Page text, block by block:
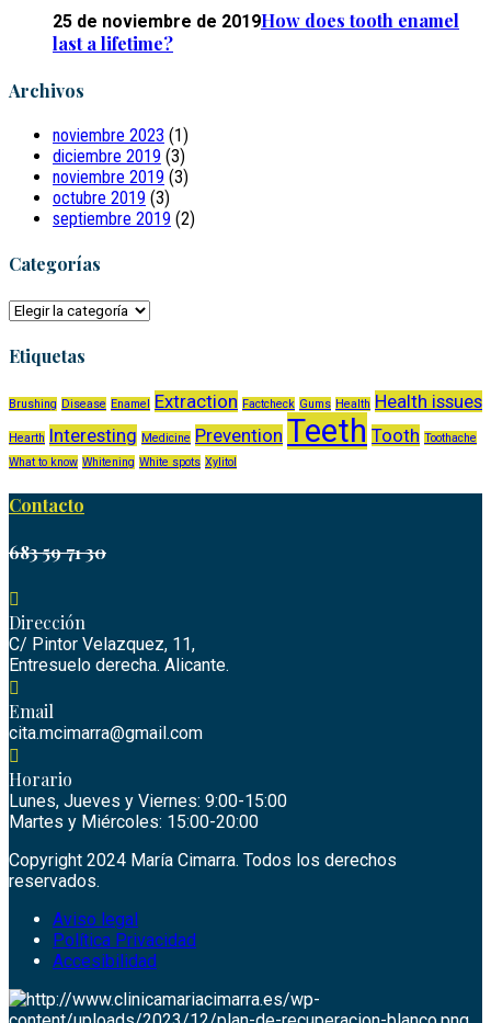
25 de noviembre de 2019How does tooth enamel
last a lifetime?
Archivos
noviembre 2023 (1)
diciembre 2019 (3)
noviembre 2019 (3)
octubre 2019 (3)
septiembre 2019 (2)
Categorías
Categorías
Etiquetas
Brushing Disease Enamel Extraction Factcheck Gums Health Health issues
Hearth Interesting Medicine Prevention Teeth Tooth Toothache
What to know Whitening White spots Xylitol
Contacto
683 59 71 30
Dirección
C/ Pintor Velazquez, 11,
Entresuelo derecha. Alicante.
Email
cita.mcimarra@gmail.com
Horario
Lunes, Jueves y Viernes: 9:00-15:00
Martes y Miércoles: 15:00-20:00
Copyright 2024 María Cimarra. Todos los derechos
reservados.
Aviso legal
Política Privacidad
Accesibilidad